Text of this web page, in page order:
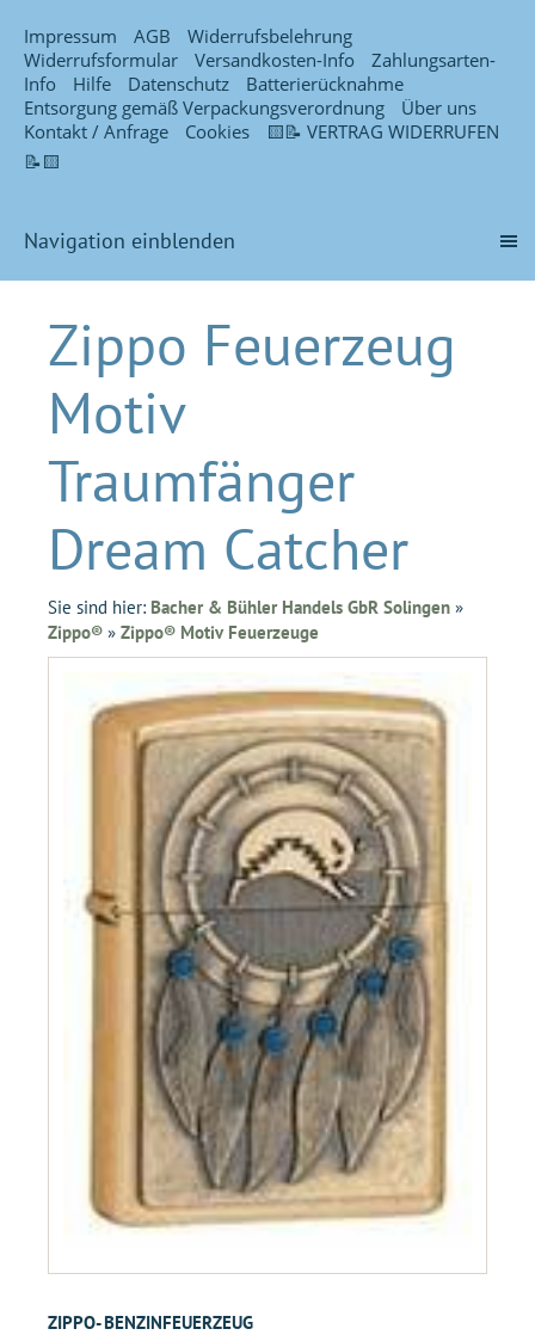
Impressum AGB
Widerrufsbelehrung
Widerrufsformular
Versandkosten-Info
Zahlungsarten-
Info
Hilfe Datenschutz
Batterierücknahme
Entsorgung gemäß Verpackungsverordnung
Über uns
Kontakt / Anfrage
Cookies
🟨📝 VERTRAG WIDERRUFEN
📝🟨
Navigation einblenden
Zippo Feuerzeug
Motiv
Traumfänger
Dream Catcher
Sie sind hier: Bacher & Bühler Handels GbR Solingen »
Zippo® » Zippo® Motiv Feuerzeuge
ZIPPO- BENZINFEUERZEUG